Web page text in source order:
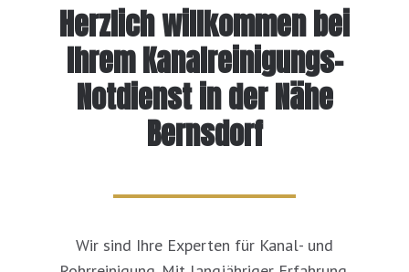
Herzlich willkommen bei
Ihrem Kanalreinigungs-
Notdienst in der Nähe
Bernsdorf
Wir sind Ihre Experten für Kanal- und